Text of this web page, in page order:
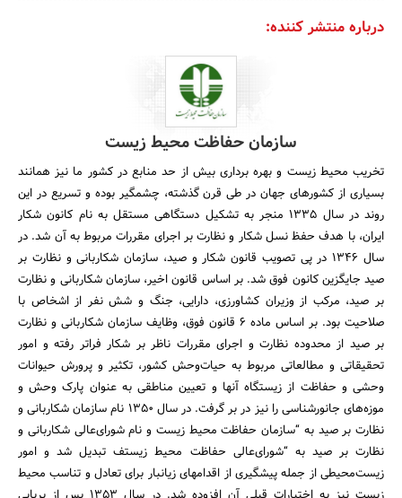
درباره منتشر کننده:
سازمان حفاظت محیط زیست
تخریب محیط زیست و بهره برداری بیش از حد منابع در کشور ما نیز همانند
بسیاری از کشورهای جهان در طی قرن گذشته، چشمگیر بوده و تسریع در این
روند در سال 1335 منجر به تشکیل دستگاهی مستقل به نام کانون شکار
ایران، با هدف حفظ نسل شکار و نظارت بر اجرای مقررات مربوط به آن شد. در
سال 1346 در پی تصویب قانون شکار و صید، سازمان شکاربانی و نظارت بر
صید جایگزین کانون فوق شد. بر اساس قانون اخیر، سازمان شکاربانی و نظارت
بر صید، مرکب از وزیران کشاورزی، دارایی، ‌جنگ و شش نفر از اشخاص با
صلاحیت بود. بر اساس ماده 6 قانون فوق، وظایف سازمان شکاربانی و نظارت
بر صید از محدوده نظارت و اجرای مقررات ناظر بر شکار فراتر رفته و امور
تحقیقاتی و مطالعاتی مربوط به حیات‌وحش کشور، تکثیر و پرورش حیوانات
وحشی و حفاظت از زیستگاه آنها و تعیین مناطقی به عنوان پارک وحش و
موزه‌های جانورشناسی را نیز در بر گرفت. در سال 1350 نام سازمان شکاربانی و
نظارت بر صید به “سازمان حفاظت محیط زیست و نام شورای‌عالی شکاربانی و
نظارت بر صید به “شورای‌عالی حفاظت محیط زیستف تبدیل شد و امور
زیست‌محیطی از جمله پیشگیری از اقدامهای زیانبار برای تعادل و تناسب محیط